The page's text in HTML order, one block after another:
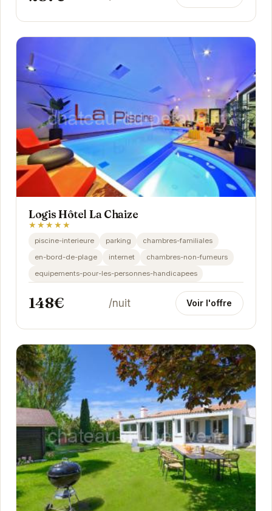
Logis Hôtel La Chaize
★★★★★
piscine-interieure parking
chambres-familiales
en-bord-de-plage
internet
chambres-non-fumeurs
equipements-pour-les-personnes-handicapees
148€ /nuit Voir l'offre